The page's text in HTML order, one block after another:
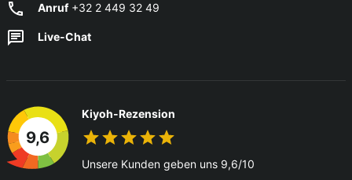
Anruf+32 2 449 32 49
Live-Chat
9,6
Kiyoh-Rezension
Unsere Kunden geben uns 9,6/10